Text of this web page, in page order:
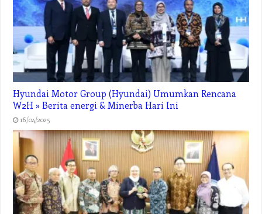
Hyundai Motor Group (Hyundai) Umumkan Rencana
W2H » Berita energi & Minerba Hari Ini
16/04/2025